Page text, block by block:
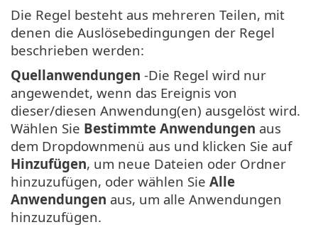
Die Regel besteht aus mehreren Teilen, mit
denen die Auslösebedingungen der Regel
beschrieben werden:
Quellanwendungen -Die Regel wird nur
angewendet, wenn das Ereignis von
dieser/diesen Anwendung(en) ausgelöst wird.
Wählen Sie Bestimmte Anwendungen aus
dem Dropdownmenü aus und klicken Sie auf
Hinzufügen, um neue Dateien oder Ordner
hinzuzufügen, oder wählen Sie Alle
Anwendungen aus, um alle Anwendungen
hinzuzufügen.